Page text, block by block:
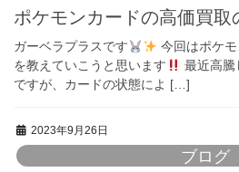
ポケモンカードの高価買取
ガーベラプラスです
今回はポケ
を教えていこうと思います
最近高騰
ですが、カードの状態によ […]
2023年9月26日
ブログ